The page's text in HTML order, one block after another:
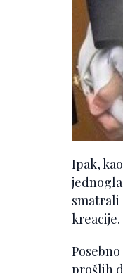
Ipak,
smatrali
kreacije.
prošlih